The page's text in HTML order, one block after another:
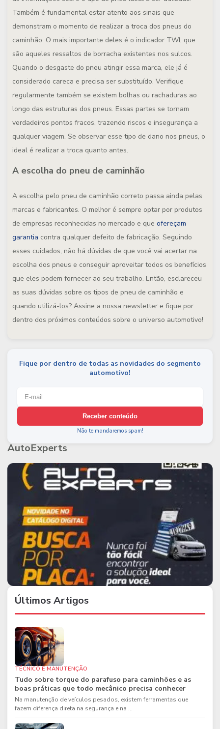
Também é fundamental estar atento aos sinais que
demonstram o momento de realizar a troca dos pneus do
caminhão. O mais importante deles é o indicador TWI, que
são aqueles ressaltos de borracha existentes nos sulcos.
Quando o desgaste do pneu atingir essa marca, ele já é
considerado careca e precisa ser substituído. Verifique
regularmente também se existem bolhas ou rachaduras ao
longo das estruturas dos pneus. Essas partes se tornam
verdadeiros pontos fracos, trazendo riscos e insegurança a
qualquer viagem. Se observar esse tipo de dano nos pneus, o
ideal é realizar a troca quanto antes.
A escolha do pneu de caminhão
A escolha pelo pneu de caminhão correto passa ainda pelas
marcas e fabricantes. O melhor é sempre optar por produtos
de empresas reconhecidas no mercado e que ofereçam
garantia contra qualquer defeito de fabricação. Seguindo
esses cuidados, não há dúvidas de que você vai acertar na
escolha dos pneus e conseguir aproveitar todos os benefícios
que eles podem fornecer ao seu trabalho. Então, esclareceu
as suas dúvidas sobre os tipos de pneu de caminhão e
quando utilizá-los? Assine a nossa newsletter e fique por
dentro dos próximos conteúdos sobre o universo automotivo!
Fique por dentro de todas as novidades do segmento
automotivo!
Receber conteúdo
Não te mandaremos spam!
AutoExperts
Últimos Artigos
TÉCNICO E MANUTENÇÃO
Tudo sobre torque do parafuso para caminhões e as
boas práticas que todo mecânico precisa conhecer
Na manutenção de veículos pesados, existem ferramentas que
fazem diferença direta na segurança e na ...